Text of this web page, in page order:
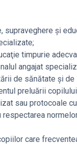
supraveghere şi
timpurie
angajat
de sănătate şi
preluării
sau protocoale
care